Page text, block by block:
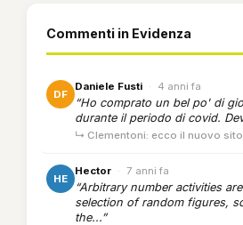
Commenti in Evidenza
DF
Daniele Fusti · 4 anni fa
“Ho comprato un bel po' di
durante il periodo di covid.
↳ Clementoni: ecco il nuovo
HE
Hector · 7 anni fa
“Arbitrary number activities
selection of random figures,
the...”